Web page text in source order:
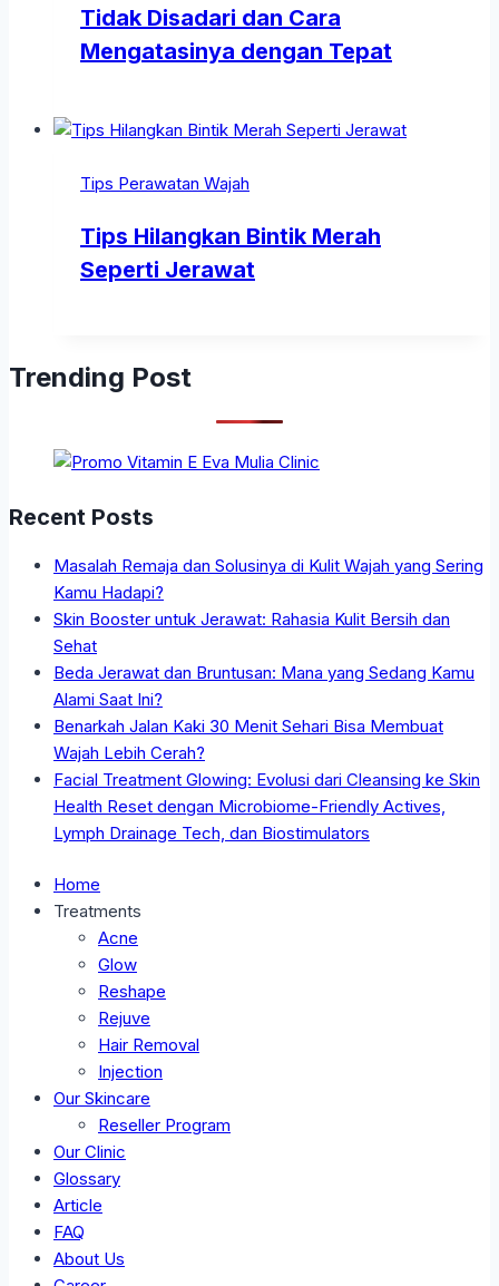
Tidak Disadari dan Cara
Mengatasinya dengan Tepat
Tips Perawatan Wajah
Tips Hilangkan Bintik Merah
Seperti Jerawat
Trending Post
Recent Posts
Masalah Remaja dan Solusinya di Kulit Wajah yang Sering
Kamu Hadapi?
Skin Booster untuk Jerawat: Rahasia Kulit Bersih dan
Sehat
Beda Jerawat dan Bruntusan: Mana yang Sedang Kamu
Alami Saat Ini?
Benarkah Jalan Kaki 30 Menit Sehari Bisa Membuat
Wajah Lebih Cerah?
Facial Treatment Glowing: Evolusi dari Cleansing ke Skin
Health Reset dengan Microbiome-Friendly Actives,
Lymph Drainage Tech, dan Biostimulators
Home
Treatments
Acne
Glow
Reshape
Rejuve
Hair Removal
Injection
Our Skincare
Reseller Program
Our Clinic
Glossary
Article
FAQ
About Us